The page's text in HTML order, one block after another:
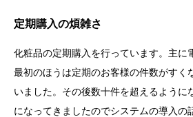
定期購入の煩雑さ
化粧品の定期購入を行っています。主に
最初のほうは定期のお客様の件数がすく
いました。その後数十件を超えるように
になってきましたのでシステムの導入の